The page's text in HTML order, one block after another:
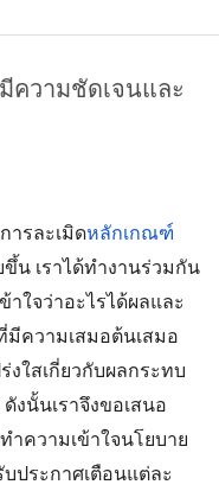
ความชัดเจนและ
ารละเมิดหลักเกณฑ์
ขึ้น เราได้ทำงานร่วมกัน
าใจว่าอะไรได้ผลและ
มีความเสมอต้นเสมอ
งใสเกี่ยวกับผลกระทบ
งนั้นเราจึงขอเสนอ
ความเข้าใจนโยบาย
ประกาศเตือนแต่ละ